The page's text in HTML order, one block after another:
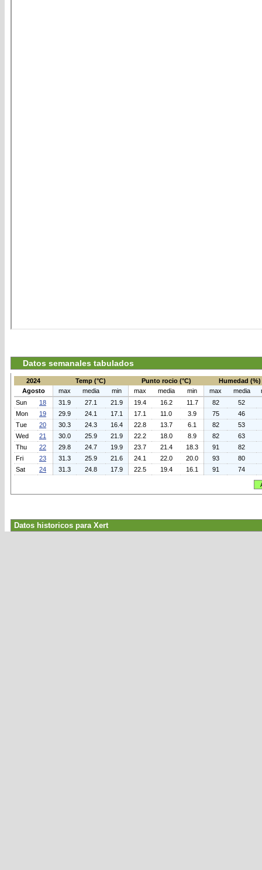
Datos semanales tabulados
2024 Temp (°C) Punto rocio (°C)
Humedad (%)
Agosto
max media min max media min max media
Sun
18 31.9 27.1 21.9 19.4 16.2 11.7 82
52
Mon
19 29.9 24.1 17.1 17.1 11.0 3.9 75
46
Tue
20 30.3 24.3 16.4 22.8 13.7 6.1 82
53
Wed
21 30.0 25.9 21.9 22.2 18.0 8.9 82
63
Thu
22 29.8 24.7 19.9 23.7 21.4 18.3 91
82
Fri
23 31.3 25.9 21.6 24.1 22.0 20.0 93
80
Sat
24 31.3 24.8 17.9 22.5 19.4 16.1 91 74
Datos historicos para Xert